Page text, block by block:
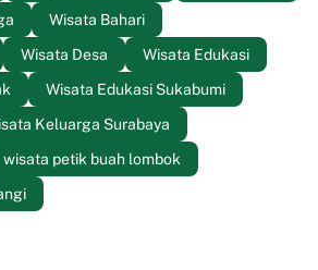
Wisata Bahari
Wisata Desa
Wisata Edukasi
Wisata Edukasi Sukabumi
Keluarga Surabaya
wisata petik buah lombok